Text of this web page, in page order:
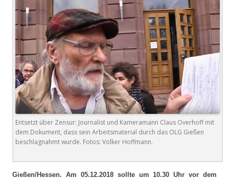
Entsetzt über Zensur: Journalist und Kameramann Claus Overhoff mit
dem Dokument, dass sein Arbeitsmaterial durch das OLG Gießen
beschlagnahmt wurde. Fotos: Volker Hoffmann.
Gießen/Hessen. Am 05.12.2018 sollte um 10.30 Uhr vor dem